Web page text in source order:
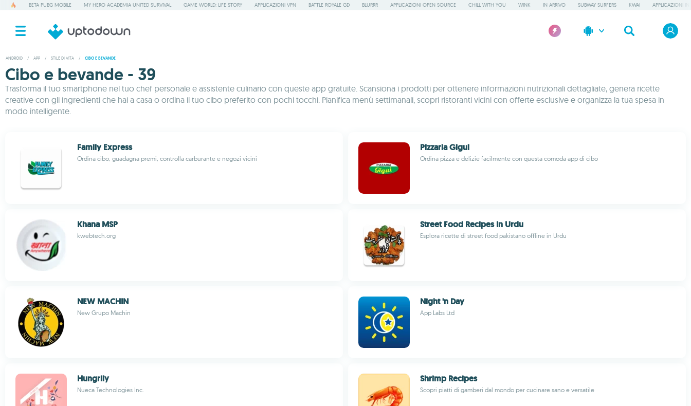
BETA PUBG MOBILE MY HERO ACADEMIA UNITED SURVIVAL GAME WORLD: LIFE STORY APPLICAZIONI VPN BATTLE ROYALE GD BLURRR APPLICAZIONI OPEN SOURCE CHILL WITH YOU WINK IN ARRIVO SUBWAY SURFERS KWAI APPLICAZIONI IN
ANDROID / APP / STILE DI VITA / CIBO E BEVANDE
Cibo e bevande - 39
Trasforma il tuo smartphone nel tuo chef personale e assistente culinario con queste app gratuite. Scansiona i prodotti per ottenere informazioni nutrizionali dettagliate, genera ricette
creative con gli ingredienti che hai a casa o ordina il tuo cibo preferito con pochi tocchi. Pianifica menù settimanali, scopri ristoranti vicini con offerte esclusive e organizza la tua spesa in
modo intelligente.
Family Express
Ordina cibo, guadagna premi, controlla carburante e negozi vicini
Pizzaria Gigui
Ordina pizza e delizie facilmente con questa comoda app di cibo
Khana MSP
kwebtech.org
Street Food Recipes In Urdu
Esplora ricette di street food pakistano offline in Urdu
NEW MACHIN
New Grupo Machin
Night 'n Day
App Labs Ltd
Hungrily
Nueca Technologies Inc.
Shrimp Recipes
Scopri piatti di gamberi dal mondo per cucinare sano e versatile